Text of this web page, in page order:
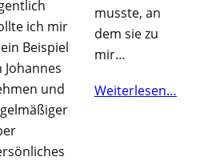
ich mir
Beispiel
Johannes
und
musste, an
dem sie zu
mir…
Weiterlesen…